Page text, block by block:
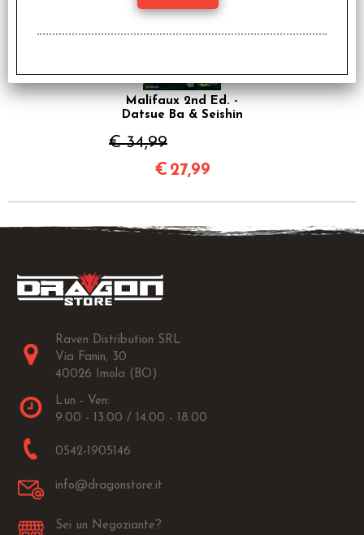
Malifaux 2nd Ed. -
Datsue Ba & Seishin
€ 34,99
€ 27,99
Raven Distribution SRL
Via Fanin, 30
40026 Imola (BO)
Lun - Ven:
9.00 - 13.00 / 14.00 - 18.00
0542-1905146
info@dragonstore.it
Sei un Negoziante?